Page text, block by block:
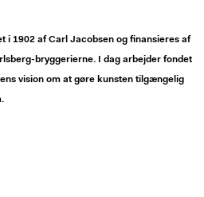
i 1902 af Carl Jacobsen og finansieres af
bryggerierne. I dag arbejder fondet
vision om at gøre kunsten tilgængelig